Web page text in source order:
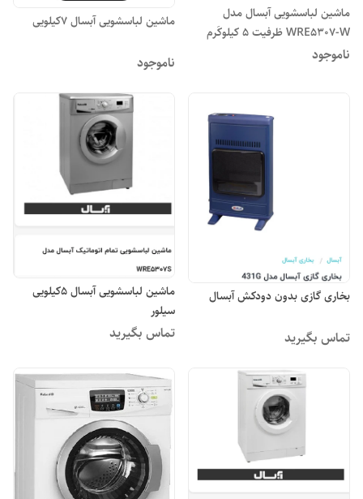
ماشین لباسشویی آبسال مدل
WRE5307-W ظرفیت 5 کیلوکَرم
ناموجود
ماشین لباسشویی آبسال ٧کیلویی
ناموجود
بخاری گازی بدون دودکش آبسال
تماس بگیرید
ماشین لباسشویی آبسال ۵کیلویی
سیلور
تماس بگیرید